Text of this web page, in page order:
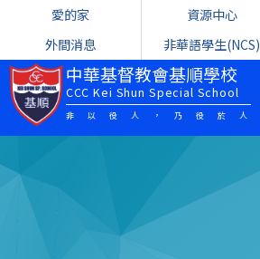
中華基督教會基順學校
CCC Kei Shun Special School
非以役人，乃役於人
資源中心
愛的家
非華語學生(NCS)
外間消息